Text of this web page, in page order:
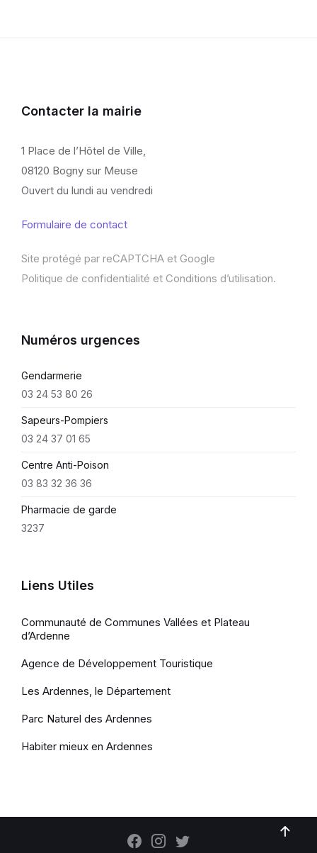
Contacter la mairie
1 Place de l’Hôtel de Ville,
08120 Bogny sur Meuse
Ouvert du lundi au vendredi
Formulaire de contact
Site protégé par reCAPTCHA et Google
Politique de confidentialité et Conditions d’utilisation.
Numéros urgences
Gendarmerie
03 24 53 80 26
Sapeurs-Pompiers
03 24 37 01 65
Centre Anti-Poison
03 83 32 36 36
Pharmacie de garde
3237
Liens Utiles
Communauté de Communes Vallées et Plateau
d’Ardenne
Agence de Développement Touristique
Les Ardennes, le Département
Parc Naturel des Ardennes
Habiter mieux en Ardennes